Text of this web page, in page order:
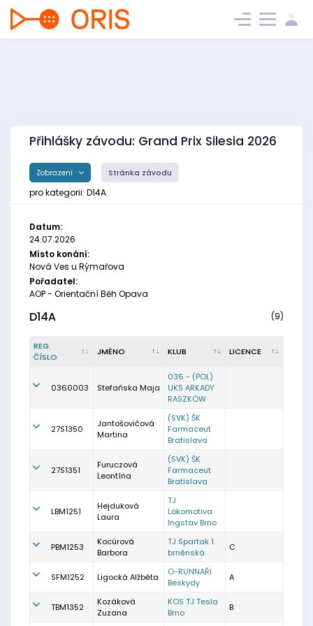
Přihlášky závodu: Grand Prix Silesia 2026
Zobrazení Stránka závodu
pro kategorii: D14A
Datum:
24.07.2026
Místo konání:
Nová Ves u Rýmařova
Pořadatel:
AOP - Orientační Běh Opava
D14A (9)
REG.
ČÍSLO
JMÉNO KLUB LICENCE
0360003 Stefańska Maja
036 - (POL)
UKS ARKADY
RASZKÓW
27S1350
Jantošovičová
Martina
(SVK) ŠK
Farmaceut
Bratislava
27S1351
Furuczová
Leontína
(SVK) ŠK
Farmaceut
Bratislava
LBM1251
Hejduková
Laura
TJ
Lokomotiva
Ingstav Brno
PBM1253
Kocúrová
Barbora
TJ Spartak 1.
brněnská
C
SFM1252 Ligocká Alžběta
O-RUNNAŘI
Beskydy
A
TBM1352
Kozáková
Zuzana
KOS TJ Tesla
Brno
B